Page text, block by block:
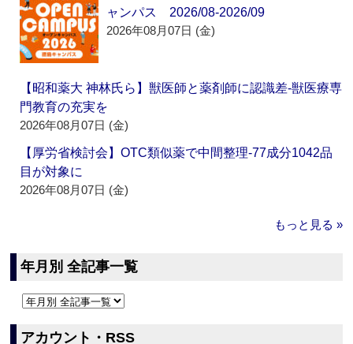
ャンパス 2026/08-2026/09
2026年08月07日 (金)
【昭和薬大 神林氏ら】獣医師と薬剤師に認識差‐獣医療専
門教育の充実を
2026年08月07日 (金)
【厚労省検討会】OTC類似薬で中間整理‐77成分1042品
目が対象に
2026年08月07日 (金)
もっと見る »
年月別 全記事一覧
アカウント・RSS